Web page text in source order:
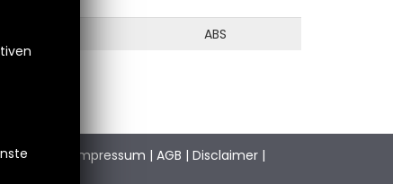
ABS
Impressum | AGB | Disclaimer|